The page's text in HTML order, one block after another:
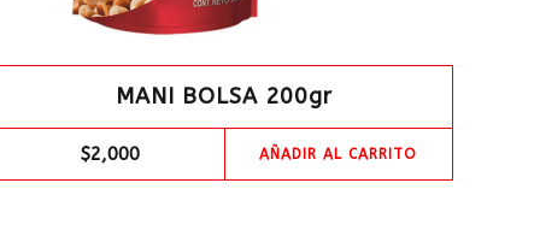
MANI BOLSA 200gr
$2,000 AÑADIR AL CARRITO